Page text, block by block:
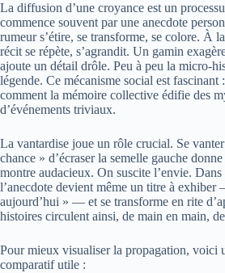
La diffusion d’une croyance est un
commence souvent par une anecdote
rumeur s’étire, se transforme, se colore. À
récit se répète, s’agrandit. Un gamin
ajoute un détail drôle. Peu à peu la micro-
légende. Ce mécanisme social est fascinant
comment la mémoire collective édifie des
d’événements triviaux.
La vantardise joue un rôle crucial. Se
chance » d’écraser la semelle gauche
montre audacieux. On suscite l’envie. Dans
l’anecdote devient même un titre à exhiber
aujourd’hui » — et se transforme en rite
histoires circulent ainsi, de main en main,
Pour mieux visualiser la propagation, voici
comparatif utile :